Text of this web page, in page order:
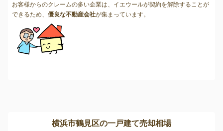
お客様からのクレームの多い企業は、イエウールが契約を解除することが
できるため、 優良な不動産会社が集まっています。
横浜市鶴見区の一戸建て売却相場